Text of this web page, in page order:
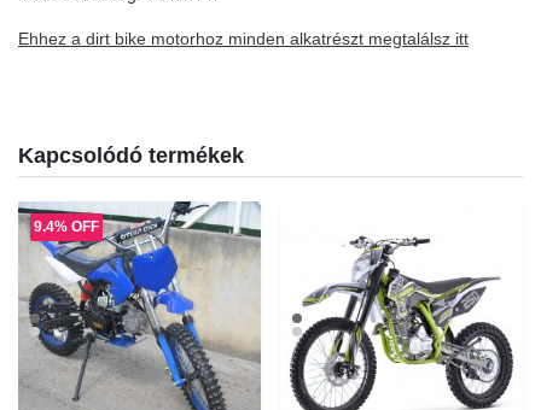
Ehhez a dirt bike motorhoz minden alkatrészt megtalálsz itt
Kapcsolódó termékek
9.4% OFF